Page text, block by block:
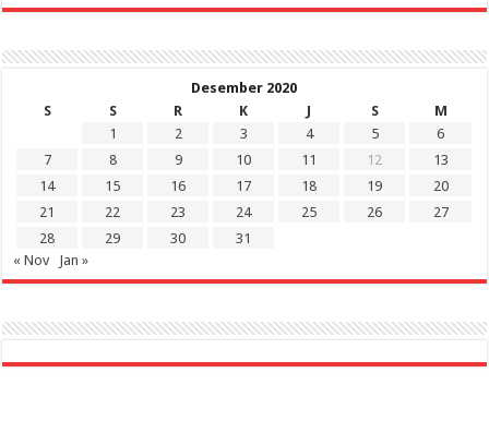
Desember 2020
S
S R K J S
M
1
2 3 4 5
6
7
8 9 10 11 12
13
14
15 16 17 18 19
20
21
22 23 24 25 26
27
28
29 30
31
« Nov
Jan »